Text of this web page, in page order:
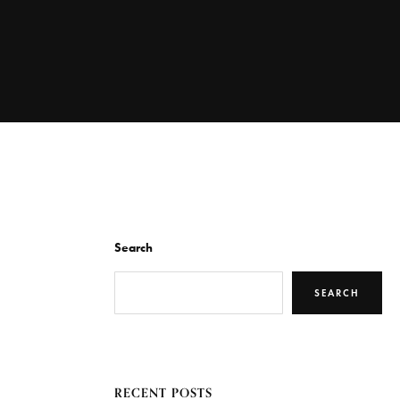
Search
SEARCH
RECENT POSTS